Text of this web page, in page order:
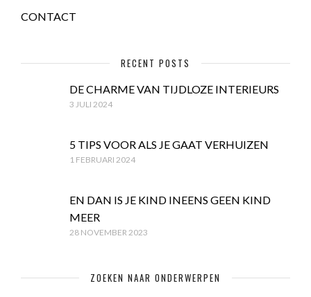
CONTACT
RECENT POSTS
DE CHARME VAN TIJDLOZE INTERIEURS
3 JULI 2024
5 TIPS VOOR ALS JE GAAT VERHUIZEN
1 FEBRUARI 2024
EN DAN IS JE KIND INEENS GEEN KIND
MEER
28 NOVEMBER 2023
ZOEKEN NAAR ONDERWERPEN